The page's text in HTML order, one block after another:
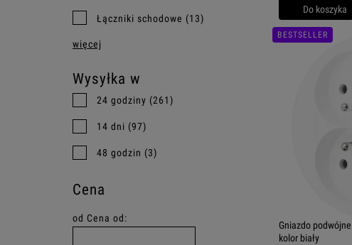
Łączniki schodowe (13)
więcej
Wysyłka w
24 godziny (261)
14 dni (97)
48 godzin (3)
Cena
od Cena od:
Do koszyka
Gniazdo
kolor biały
BESTSELLER